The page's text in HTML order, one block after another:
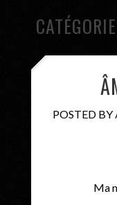
POSTED BY
Ma